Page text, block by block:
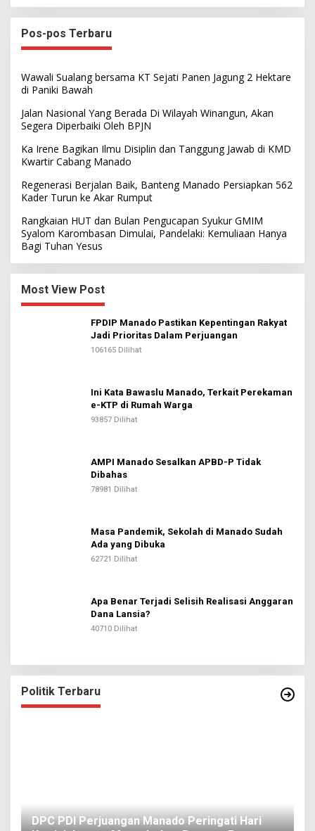
Pos-pos Terbaru
Wawali Sualang bersama KT Sejati Panen Jagung 2 Hektare
di Paniki Bawah
Jalan Nasional Yang Berada Di Wilayah Winangun, Akan
Segera Diperbaiki Oleh BPJN
Ka Irene Bagikan Ilmu Disiplin dan Tanggung Jawab di KMD
Kwartir Cabang Manado
Regenerasi Berjalan Baik, Banteng Manado Persiapkan 562
Kader Turun ke Akar Rumput
Rangkaian HUT dan Bulan Pengucapan Syukur GMIM
Syalom Karombasan Dimulai, Pandelaki: Kemuliaan Hanya
Bagi Tuhan Yesus
Most View Post
FPDIP Manado Pastikan Kepentingan Rakyat
Jadi Prioritas Dalam Perjuangan
106165 Dilihat
Ini Kata Bawaslu Manado, Terkait Perekaman
e-KTP di Rumah Warga
93857 Dilihat
AMPI Manado Sesalkan APBD-P Tidak
Dibahas
78981 Dilihat
Masa Pandemik, Sekolah di Manado Sudah
Ada yang Dibuka
62721 Dilihat
Apa Benar Terjadi Selisih Realisasi Anggaran
Dana Lansia?
40710 Dilihat
Politik Terbaru
DPC PDI Perjuangan Manado Peringati Hari